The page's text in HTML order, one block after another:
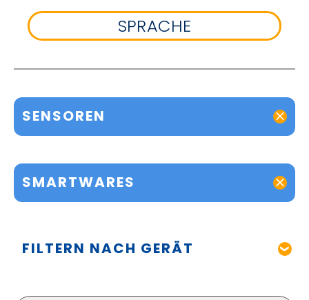
SPRACHE
SENSOREN
SMARTWARES
FILTERN NACH GERÄT